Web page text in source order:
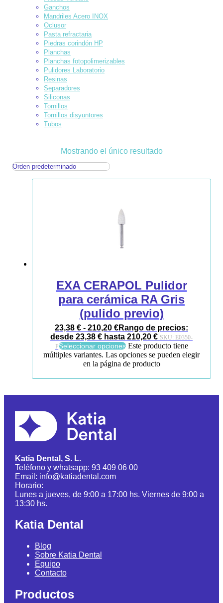
Ganchos
Mandriles Acero INOX
Oclusor
Pasta refractaria
Piedras corindón HP
Planchas
Planchas fotopolimerizables
Pulidores Laboratorio
Resinas
Separadores
Siliconas
Tornillos
Tornillos disyuntores
Tubos
Mostrando el único resultado
EXA CERAPOL Pulidor
para cerámica RA Gris
(pulido previo)
23,38 € - 210,20 €Rango de precios:
desde 23,38 € hasta 210,20 € SKU: E0350-
PSeleccionar opciones Este producto tiene
múltiples variantes. Las opciones se pueden elegir
en la página de producto
Katia Dental, S. L.
Teléfono y whatsapp: 93 409 06 00
Email: info@katiadental.com
Horario:
Lunes a jueves, de 9:00 a 17:00 hs. Viernes de 9:00 a
13:30 hs.
Katia Dental
Blog
Sobre Katia Dental
Equipo
Contacto
Productos